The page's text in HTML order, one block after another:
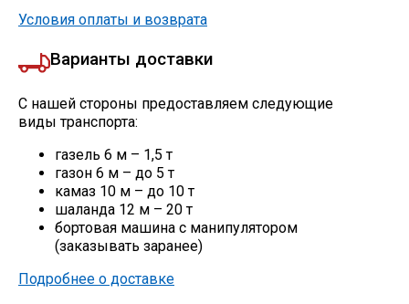
Условия оплаты и возврата
Варианты доставки
С нашей стороны предоставляем следующие
виды транспорта:
газель 6 м – 1,5 т
газон 6 м – до 5 т
камаз 10 м – до 10 т
шаланда 12 м – 20 т
бортовая машина с манипулятором
(заказывать заранее)
Подробнее о доставке